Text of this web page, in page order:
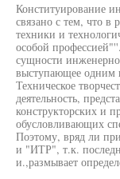
Конституирование
связано с тем, что в
техники и
особой
сущности
выступающее одним
Техническое
деятельность,
конструкторских и
обусловливающих
Поэтому, вряд ли
и "ИТР", т.к.
и.,размывает